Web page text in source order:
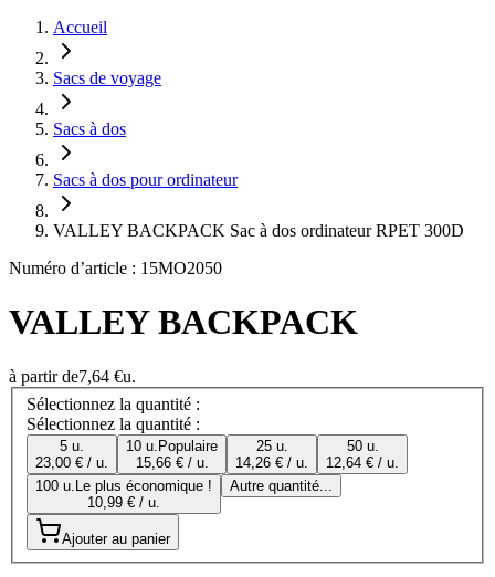
Accueil
Sacs de voyage
Sacs à dos
Sacs à dos pour ordinateur
VALLEY BACKPACK Sac à dos ordinateur RPET 300D
Numéro d’article : 15MO2050
VALLEY BACKPACK
à partir de7,64 €u.
Sélectionnez la quantité :
Sélectionnez la quantité :
5 u.
23,00 € / u.
10 u. Populaire
15,66 € / u.
25 u.
14,26 € / u.
50 u.
12,64 € / u.
100 u. Le plus économique !
10,99 € / u.
Autre quantité...
Ajouter au panier